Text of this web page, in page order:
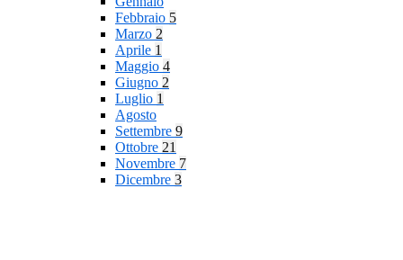
Febbraio 5
Marzo 2
Aprile 1
Maggio 4
Giugno 2
Luglio 1
Agosto
Settembre 9
Ottobre 21
Novembre 7
Dicembre 3